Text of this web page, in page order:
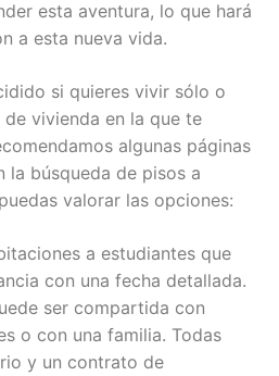
esta aventura, lo que hará
a esta nueva vida.
si quieres vivir sólo o
vivienda en la que te
algunas páginas
la búsqueda de pisos a
valorar las opciones:
a estudiantes que
con una fecha detallada.
ser compartida con
o con una familia. Todas
y un contrato de